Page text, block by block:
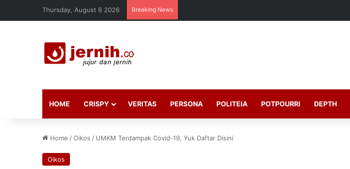
Thursday, August 6 2026 Breaking News
HOME CRISPY VERITAS PERSONA POLITEIA POTPOURRI DEPTH
Home /Oikos / UMKM Terdampak Covid-19, Yuk Daftar Disini
Oikos